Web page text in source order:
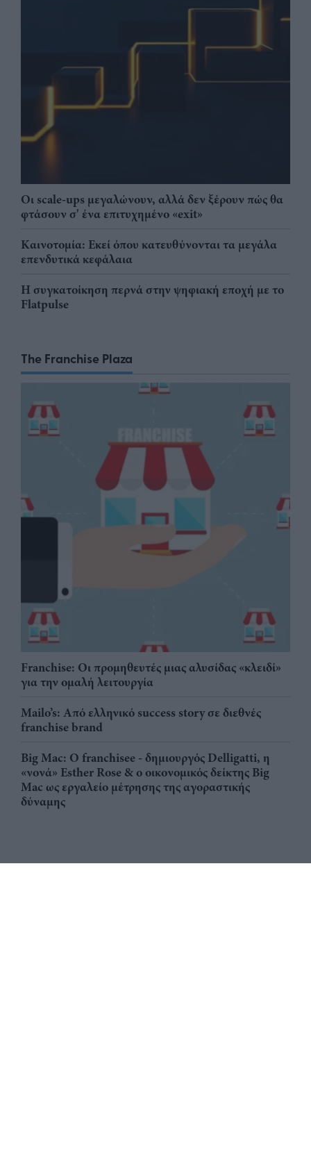
Οι scale-ups μεγαλώνουν, αλλά δεν ξέρουν πώς θα
φτάσουν σ' ένα επιτυχημένο «exit»
Καινοτομία: Εκεί όπου κατευθύνονται τα μεγάλα
επενδυτικά κεφάλαια
Η συγκατοίκηση περνά στην ψηφιακή εποχή με το
Flatpulse
The Franchise Plaza
Franchise: Οι προμηθευτές μιας αλυσίδας «κλειδί»
για την ομαλή λειτουργία
Mailo’s: Από ελληνικό success story σε διεθνές
franchise brand
Big Mac: Ο franchisee - δημιουργός Delligatti, η
«νονά» Esther Rose & ο οικονομικός δείκτης Big
Mac ως εργαλείο μέτρησης της αγοραστικής
δύναμης